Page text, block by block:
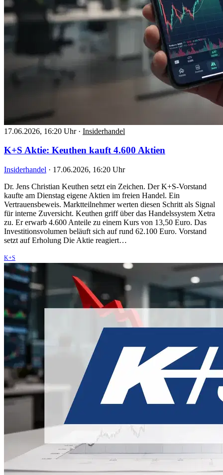
17.06.2026, 16:20 Uhr · Insiderhandel
K+S Aktie: Keuthen kauft 4.600 Aktien
Insiderhandel · 17.06.2026, 16:20 Uhr
Dr. Jens Christian Keuthen setzt ein Zeichen. Der K+S-Vorstand
kaufte am Dienstag eigene Aktien im freien Handel. Ein
Vertrauensbeweis. Marktteilnehmer werten diesen Schritt als Signal
für interne Zuversicht. Keuthen griff über das Handelssystem Xetra
zu. Er erwarb 4.600 Anteile zu einem Kurs von 13,50 Euro. Das
Investitionsvolumen beläuft sich auf rund 62.100 Euro. Vorstand
setzt auf Erholung Die Aktie reagiert…
K+S